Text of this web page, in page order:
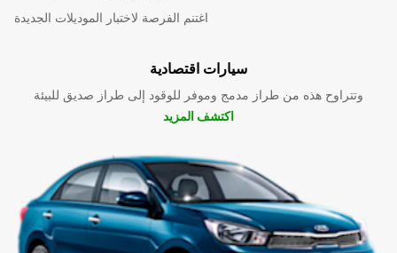
اغتنم الفرصة لاختبار الموديلات الجديدة
سيارات اقتصادية
وتتراوح هذه من طراز مدمج وموفر للوقود إلى طراز صديق للبيئة
اكتشف المزيد